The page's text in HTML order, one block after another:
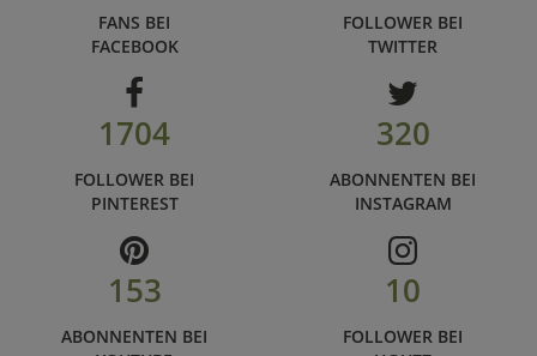
FANS BEI
FACEBOOK
FOLLOWER BEI
TWITTER
1704
FOLLOWER BEI
PINTEREST
320
ABONNENTEN BEI
INSTAGRAM
153
ABONNENTEN BEI
10
FOLLOWER BEI